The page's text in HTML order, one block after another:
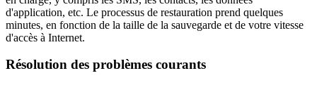
d'application, etc. Le processus de restauration prend quelques
minutes, en fonction de la taille de la sauvegarde et de votre vitesse
d'accès à Internet.
Résolution des problèmes courants